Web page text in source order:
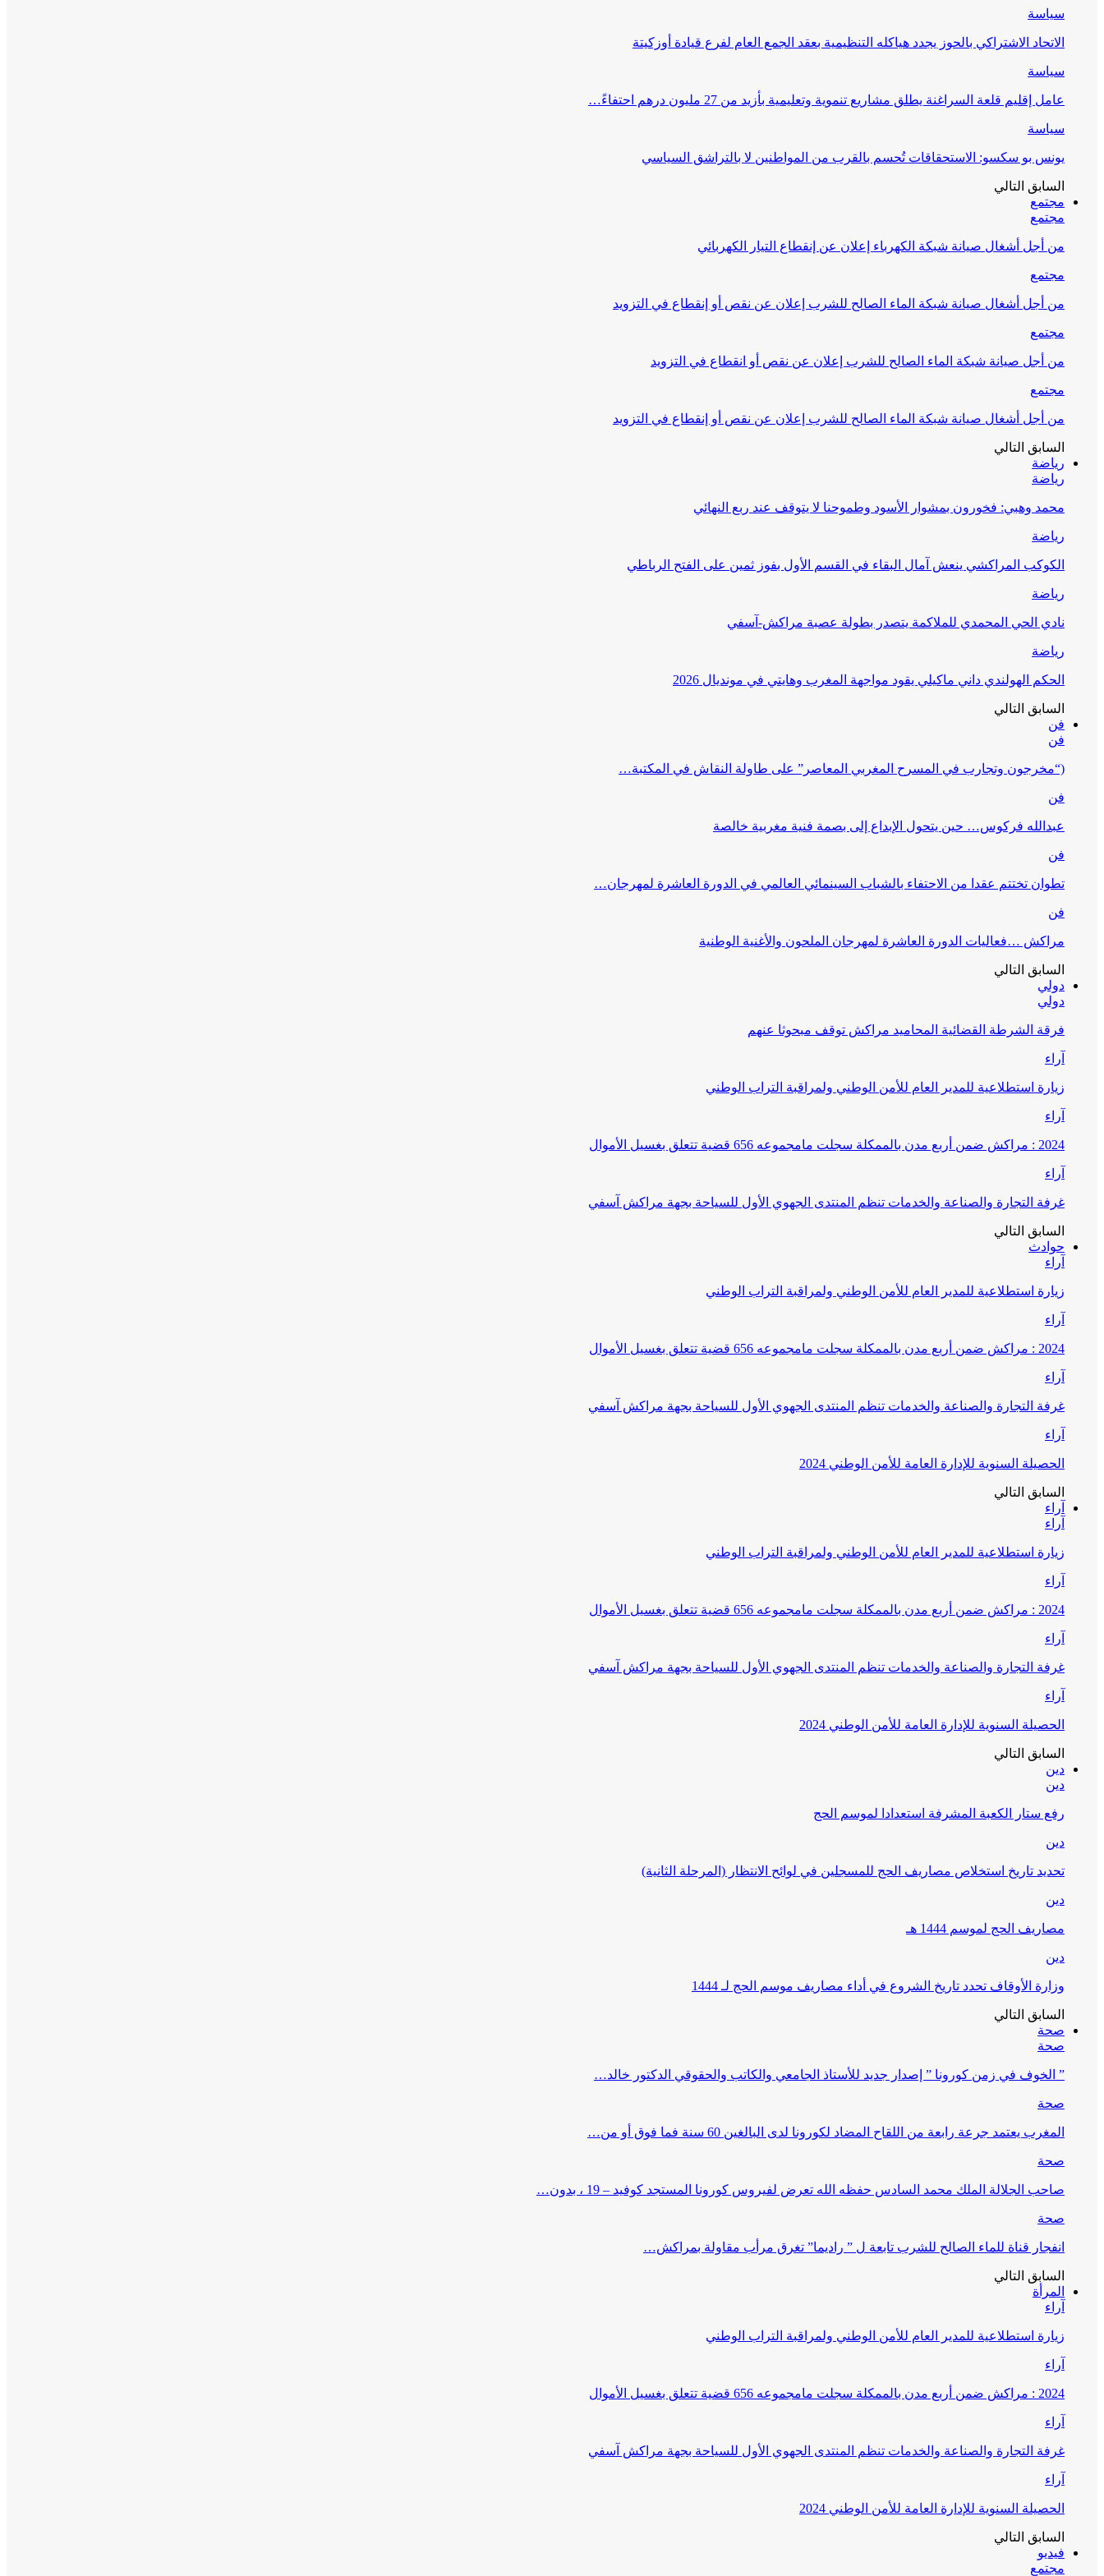
سياسة
الاتحاد الاشتراكي بالحوز يجدد هياكله التنظيمية بعقد الجمع العام لفرع قيادة أوزكيتة
سياسة
عامل إقليم قلعة السراغنة يطلق مشاريع تنموية وتعليمية بأزيد من 27 مليون درهم احتفاءً…
سياسة
يونس بو سكسو: الاستحقاقات تُحسم بالقرب من المواطنين لا بالتراشق السياسي
السابق التالي
مجتمع
مجتمع
من أجل أشغال صيانة شبكة الكهرباء إعلان عن إنقطاع التيار الكهربائي
مجتمع
من أجل أشغال صيانة شبكة الماء الصالح للشرب إعلان عن نقص أو إنقطاع في التزويد
مجتمع
من أجل صيانة شبكة الماء الصالح للشرب إعلان عن نقص أو انقطاع في التزويد
مجتمع
من أجل أشغال صيانة شبكة الماء الصالح للشرب إعلان عن نقص أو إنقطاع في التزويد
السابق التالي
رياضة
رياضة
محمد وهبي: فخورون بمشوار الأسود وطموحنا لا يتوقف عند ربع النهائي
رياضة
الكوكب المراكشي ينعش آمال البقاء في القسم الأول بفوز ثمين على الفتح الرباطي
رياضة
نادي الحي المحمدي للملاكمة يتصدر بطولة عصبة مراكش-آسفي
رياضة
الحكم الهولندي داني ماكيلي يقود مواجهة المغرب وهايتي في مونديال 2026
السابق التالي
فن
فن
(“مخرجون وتجارب في المسرح المغربي المعاصر” على طاولة النقاش في المكتبة…
فن
عبدالله فركوس… حين يتحول الإبداع إلى بصمة فنية مغربية خالصة
فن
تطوان تختتم عقدا من الاحتفاء بالشباب السينمائي العالمي في الدورة العاشرة لمهرجان…
فن
مراكش …فعاليات الدورة العاشرة لمهرجان الملحون والأغنية الوطنية
السابق التالي
دولي
دولي
فرقة الشرطة القضائية المحاميد مراكش توقف مبحوثا عنهم
آراء
زيارة استطلاعية للمدير العام للأمن الوطني ولمراقبة التراب الوطني
آراء
2024 : مراكش ضمن أربع مدن بالممكلة سجلت مامجموعه 656 قضية تتعلق بغسيل الأموال
آراء
غرفة التجارة والصناعة والخدمات تنظم المنتدى الجهوي الأول للسياحة بجهة مراكش آسفي
السابق التالي
حوادث
آراء
زيارة استطلاعية للمدير العام للأمن الوطني ولمراقبة التراب الوطني
آراء
2024 : مراكش ضمن أربع مدن بالممكلة سجلت مامجموعه 656 قضية تتعلق بغسيل الأموال
آراء
غرفة التجارة والصناعة والخدمات تنظم المنتدى الجهوي الأول للسياحة بجهة مراكش آسفي
آراء
الحصيلة السنوية للإدارة العامة للأمن الوطني 2024
السابق التالي
آراء
آراء
زيارة استطلاعية للمدير العام للأمن الوطني ولمراقبة التراب الوطني
آراء
2024 : مراكش ضمن أربع مدن بالممكلة سجلت مامجموعه 656 قضية تتعلق بغسيل الأموال
آراء
غرفة التجارة والصناعة والخدمات تنظم المنتدى الجهوي الأول للسياحة بجهة مراكش آسفي
آراء
الحصيلة السنوية للإدارة العامة للأمن الوطني 2024
السابق التالي
دين
دين
رفع ستار الكعبة المشرفة استعدادا لموسم الحج
دين
تحديد تاريخ استخلاص مصاريف الحج للمسجلين في لوائح الانتظار (المرحلة الثانية)
دين
مصاريف الحج لموسم 1444 هـ
دين
وزارة الأوقاف تحدد تاريخ الشروع في أداء مصاريف موسم الحج لـ 1444
السابق التالي
صحة
صحة
” الخوف في زمن كورونا ” إصدار جديد للأستاذ الجامعي والكاتب والحقوقي الدكتور خالد…
صحة
المغرب يعتمد جرعة رابعة من اللقاح المضاد لكورونا لدى البالغين 60 سنة فما فوق أو من…
صحة
صاحب الجلالة الملك محمد السادس حفظه الله تعرض لفيروس كورونا المستجد كوفيد – 19 ، بدون…
صحة
انفجار قناة للماء الصالح للشرب تابعة ل ” راديما” تغرق مرأب مقاولة بمراكش…
السابق التالي
المرأة
آراء
زيارة استطلاعية للمدير العام للأمن الوطني ولمراقبة التراب الوطني
آراء
2024 : مراكش ضمن أربع مدن بالممكلة سجلت مامجموعه 656 قضية تتعلق بغسيل الأموال
آراء
غرفة التجارة والصناعة والخدمات تنظم المنتدى الجهوي الأول للسياحة بجهة مراكش آسفي
آراء
الحصيلة السنوية للإدارة العامة للأمن الوطني 2024
السابق التالي
فيديو
مجتمع